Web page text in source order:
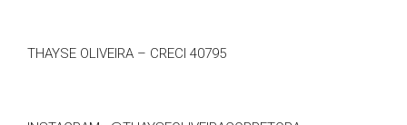
THAYSE OLIVEIRA – CRECI 40795